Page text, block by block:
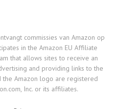
commissies van Amazon op
in the Amazon EU Affiliate
that allows sites to receive an
and providing links to the
the Amazon logo are registered
Inc. or its affiliates.